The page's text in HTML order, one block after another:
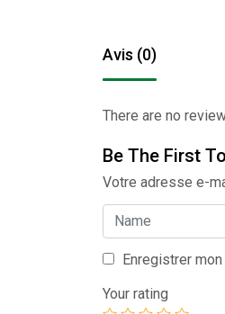
Avis (0)
There are no
Be The First
Votre adresse e-
Enregistrer
Your rating